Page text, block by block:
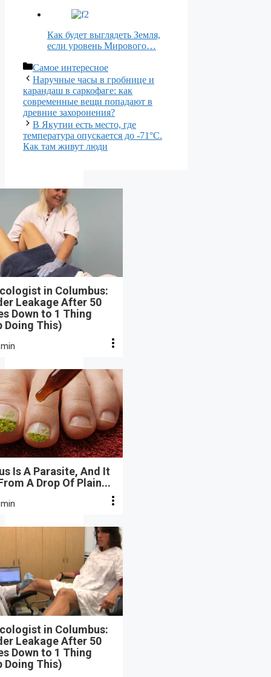
Как будет выглядеть Земля,
если уровень Мирового…
Рубрики
Самое интересное
Наручные часы в гробнице и
карандаш в саркофаге: как
современные вещи попадают в
древние захоронения?
В Якутии есть место, где
температура опускается до -71°C.
Как там живут люди
in Columbus:
Leakage After 50
Down to 1 Thing
Doing This)
Is A Parasite, And It
A Drop Of Plain...
in Columbus:
Leakage After 50
Down to 1 Thing
Doing This)